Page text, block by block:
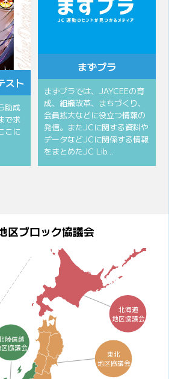
スト
助成
で求
こに
まずプラ
まずプラでは、JAYCEEの育
成、組織改革、まちづくり、
会員拡大などに役立つ情報の
発信。またJCに関する資料や
データなどJCに関係する情報
をまとめたJC Lib…
区ブロック協議会
北海道
地区協議会
東北
地区協議会
陸信越
区協議会